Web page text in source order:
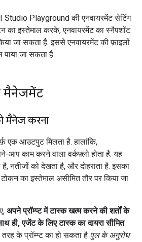
Studio Playground की एनवायरमेंट सेटिंग
का इस्तेमाल करके, एनवायरमेंट का स्नैपशॉट
जा सकता है. इससे एनवायरमेंट की फ़ाइलों
पाया जा सकता है.
मैनेजमेंट
मैनेज करना
एक आउटपुट मिलता है. हालांकि,
काम करने वाला वर्कफ़्लो होता है. यह
है, नतीजों को देखता है, और दोहराता है. इसका
का इस्तेमाल असीमित तौर पर किया जा
अपने प्रॉम्प्ट में टास्क खत्म करने की शर्तों के
ही, एजेंट के लिए टास्क का दायरा सीमित
के प्रॉम्प्ट का हो सकता है पुल के अनुरोध